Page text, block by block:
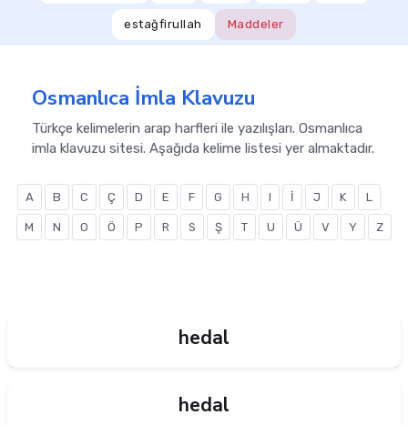
estağfirullah Maddeler
Osmanlıca İmla Klavuzu
Türkçe kelimelerin arap harfleri ile yazılışları. Osmanlıca
imla klavuzu sitesi. Aşağıda kelime listesi yer almaktadır.
A B C Ç D E F G H I İ J K L
M N O Ö P R S Ş T U Ü V Y Z
hedal
hedal